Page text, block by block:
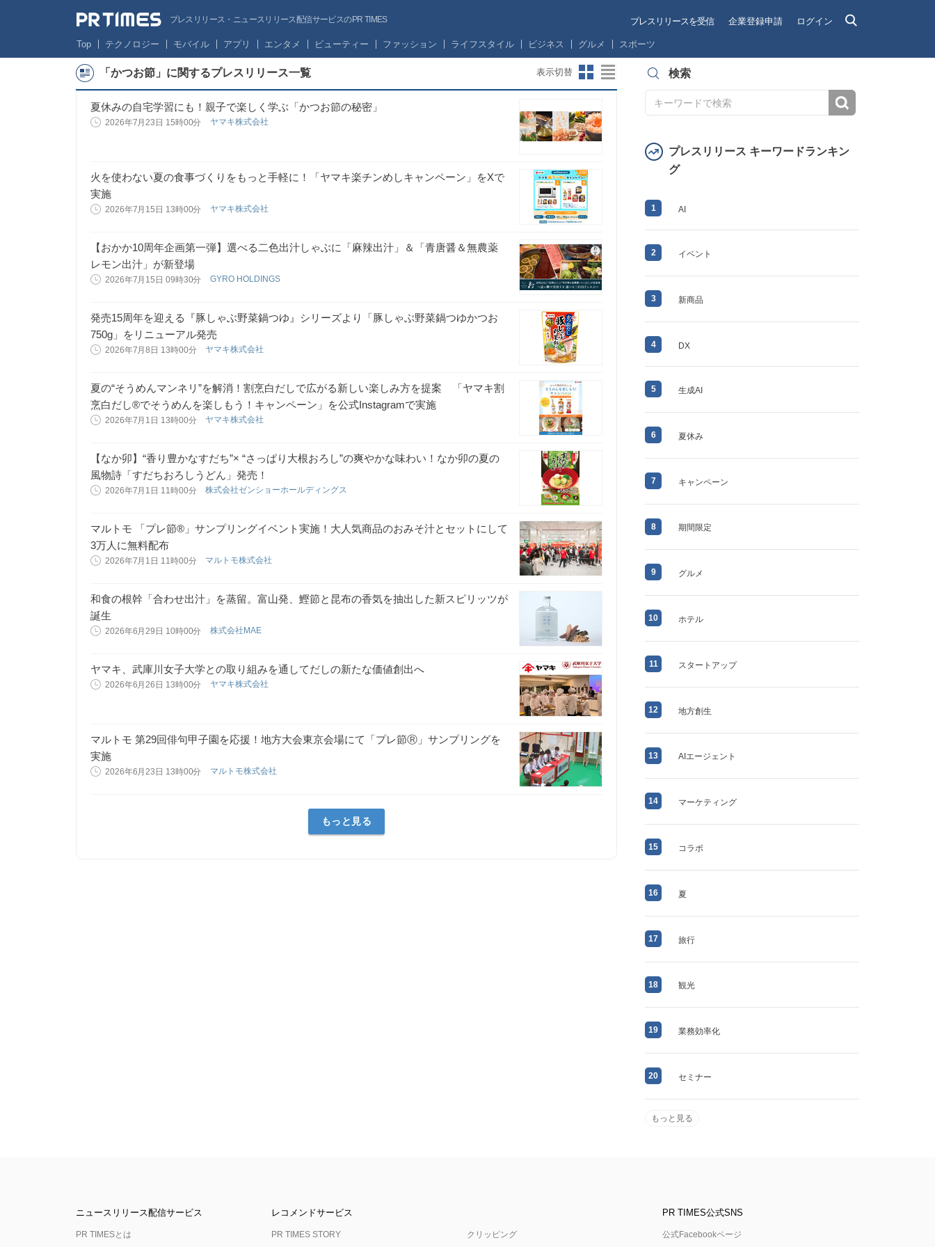
プレスリリース・ニュースリリース配信サービスのPR TIMES プレスリリースを受信 企業登録申請 ログイン
Top テクノロジー モバイル アプリ エンタメ ビューティー ファッション ライフスタイル ビジネス グルメ スポーツ
「かつお節」に関するプレスリリース一覧 表示切替
夏休みの自宅学習にも！親子で楽しく学ぶ「かつお節の秘密」
2026年7月23日 15時00分 ヤマキ株式会社
火を使わない夏の食事づくりをもっと手軽に！「ヤマキ楽チンめしキャンペーン」をXで
実施
2026年7月15日 13時00分 ヤマキ株式会社
【おかか10周年企画第一弾】選べる二色出汁しゃぶに「麻辣出汁」＆「青唐醤＆無農薬
レモン出汁」が新登場
2026年7月15日 09時30分 GYRO HOLDINGS
発売15周年を迎える『豚しゃぶ野菜鍋つゆ』シリーズより「豚しゃぶ野菜鍋つゆかつお
750g」をリニューアル発売
2026年7月8日 13時00分 ヤマキ株式会社
夏の“そうめんマンネリ”を解消！割烹白だしで広がる新しい楽しみ方を提案 「ヤマキ割
烹白だし®でそうめんを楽しもう！キャンペーン」を公式Instagramで実施
2026年7月1日 13時00分 ヤマキ株式会社
【なか卯】“香り豊かなすだち”× “さっぱり大根おろし”の爽やかな味わい！なか卯の夏の
風物詩「すだちおろしうどん」発売！
2026年7月1日 11時00分 株式会社ゼンショーホールディングス
マルトモ 「プレ節®」サンプリングイベント実施！大人気商品のおみそ汁とセットにして
3万人に無料配布
2026年7月1日 11時00分 マルトモ株式会社
和食の根幹「合わせ出汁」を蒸留。富山発、鰹節と昆布の香気を抽出した新スピリッツが
誕生
2026年6月29日 10時00分 株式会社MAE
ヤマキ、武庫川女子大学との取り組みを通してだしの新たな価値創出へ
2026年6月26日 13時00分 ヤマキ株式会社
マルトモ 第29回俳句甲子園を応援！地方大会東京会場にて「プレ節Ⓡ」サンプリングを
実施
2026年6月23日 13時00分 マルトモ株式会社
もっと見る
検索
プレスリリース キーワードランキン
グ
1 AI
2 イベント
3 新商品
4 DX
5 生成AI
6 夏休み
7 キャンペーン
8 期間限定
9 グルメ
10 ホテル
11 スタートアップ
12 地方創生
13 AIエージェント
14 マーケティング
15 コラボ
16 夏
17 旅行
18 観光
19 業務効率化
20 セミナー
もっと見る
ニュースリリース配信サービス
PR TIMESとは
レコメンドサービス
PR TIMES STORY クリッピング
PR TIMES公式SNS
公式Facebookページ